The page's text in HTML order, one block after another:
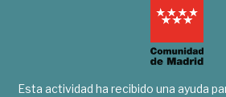
Esta actividad ha recibido una ayuda